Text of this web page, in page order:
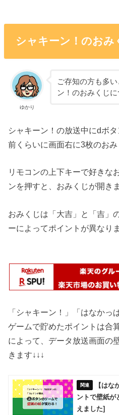
シャキーン！のおみ
ゆかり
ご存知の方も多
ン！のおみくじ
シャキーン！の放送中にdボ
前くらいに画面右に3枚のおみ
リモコンの上下キーで好きな
ンを押すと、おみくじが開き
おみくじは「大吉」と「吉」
ーによってポイントが異なり
「シャキーン！」「はなかっ
ゲームで貯めたポイントは合
によって、データ放送画面の
きます↓↓↓
【は
ントで壁紙が
えました]